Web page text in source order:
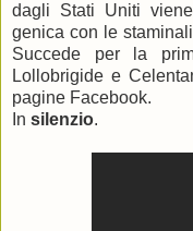
dagli Stati Uniti
genica con le
Succede per la
Lollobrigide e
pagine Facebook.
In silenzio.